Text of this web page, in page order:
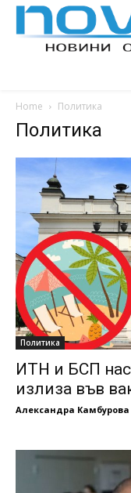
Home Политика
Политика
Политика
ИТН и БСП
излиза във
Александра Камбурова